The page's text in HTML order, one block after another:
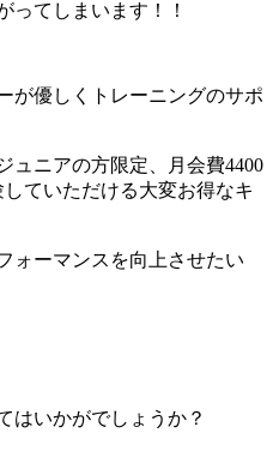
ってしまいます！！
が優しくトレーニングのサポ
ュニアの方限定、月会費4400
ていただける大変お得なキ
ォーマンスを向上させたい
はいかがでしょうか？